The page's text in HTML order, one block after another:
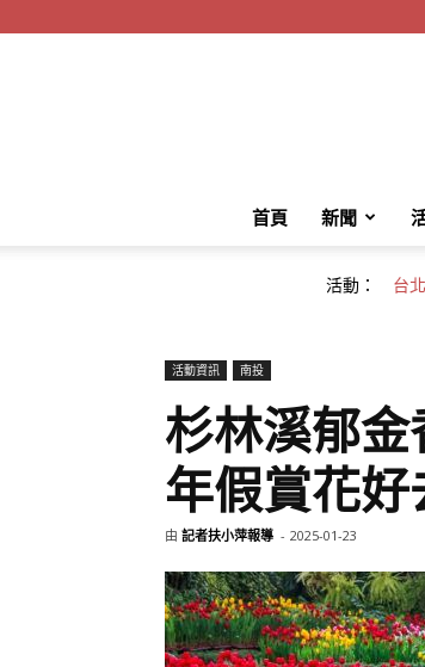
首頁 新聞
活動： 台北
活動資訊 南投
杉林溪郁
年假賞花好
由 記者扶小萍報導 - 2025-01-23